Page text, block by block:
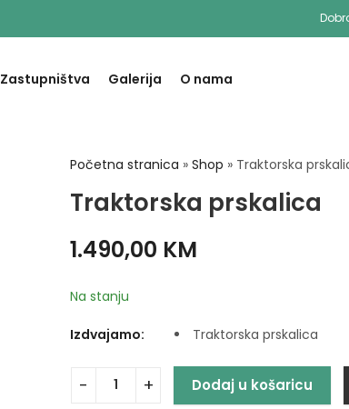
Zastupništva Galerija O nama
Početna stranica » Shop » Traktorska
Traktorska prskalica
1.490,00 KM
Na stanju
Izdvajamo: Traktorska prskalica
Dodaj u košaricu